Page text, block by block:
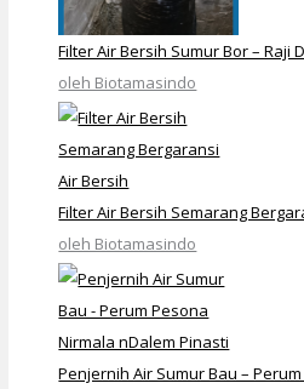
Filter Air Bersih Sumur Bor – Raji
oleh Biotamasindo
Filter Air Bersih Semarang
oleh Biotamasindo
Penjernih Air Sumur Bau –